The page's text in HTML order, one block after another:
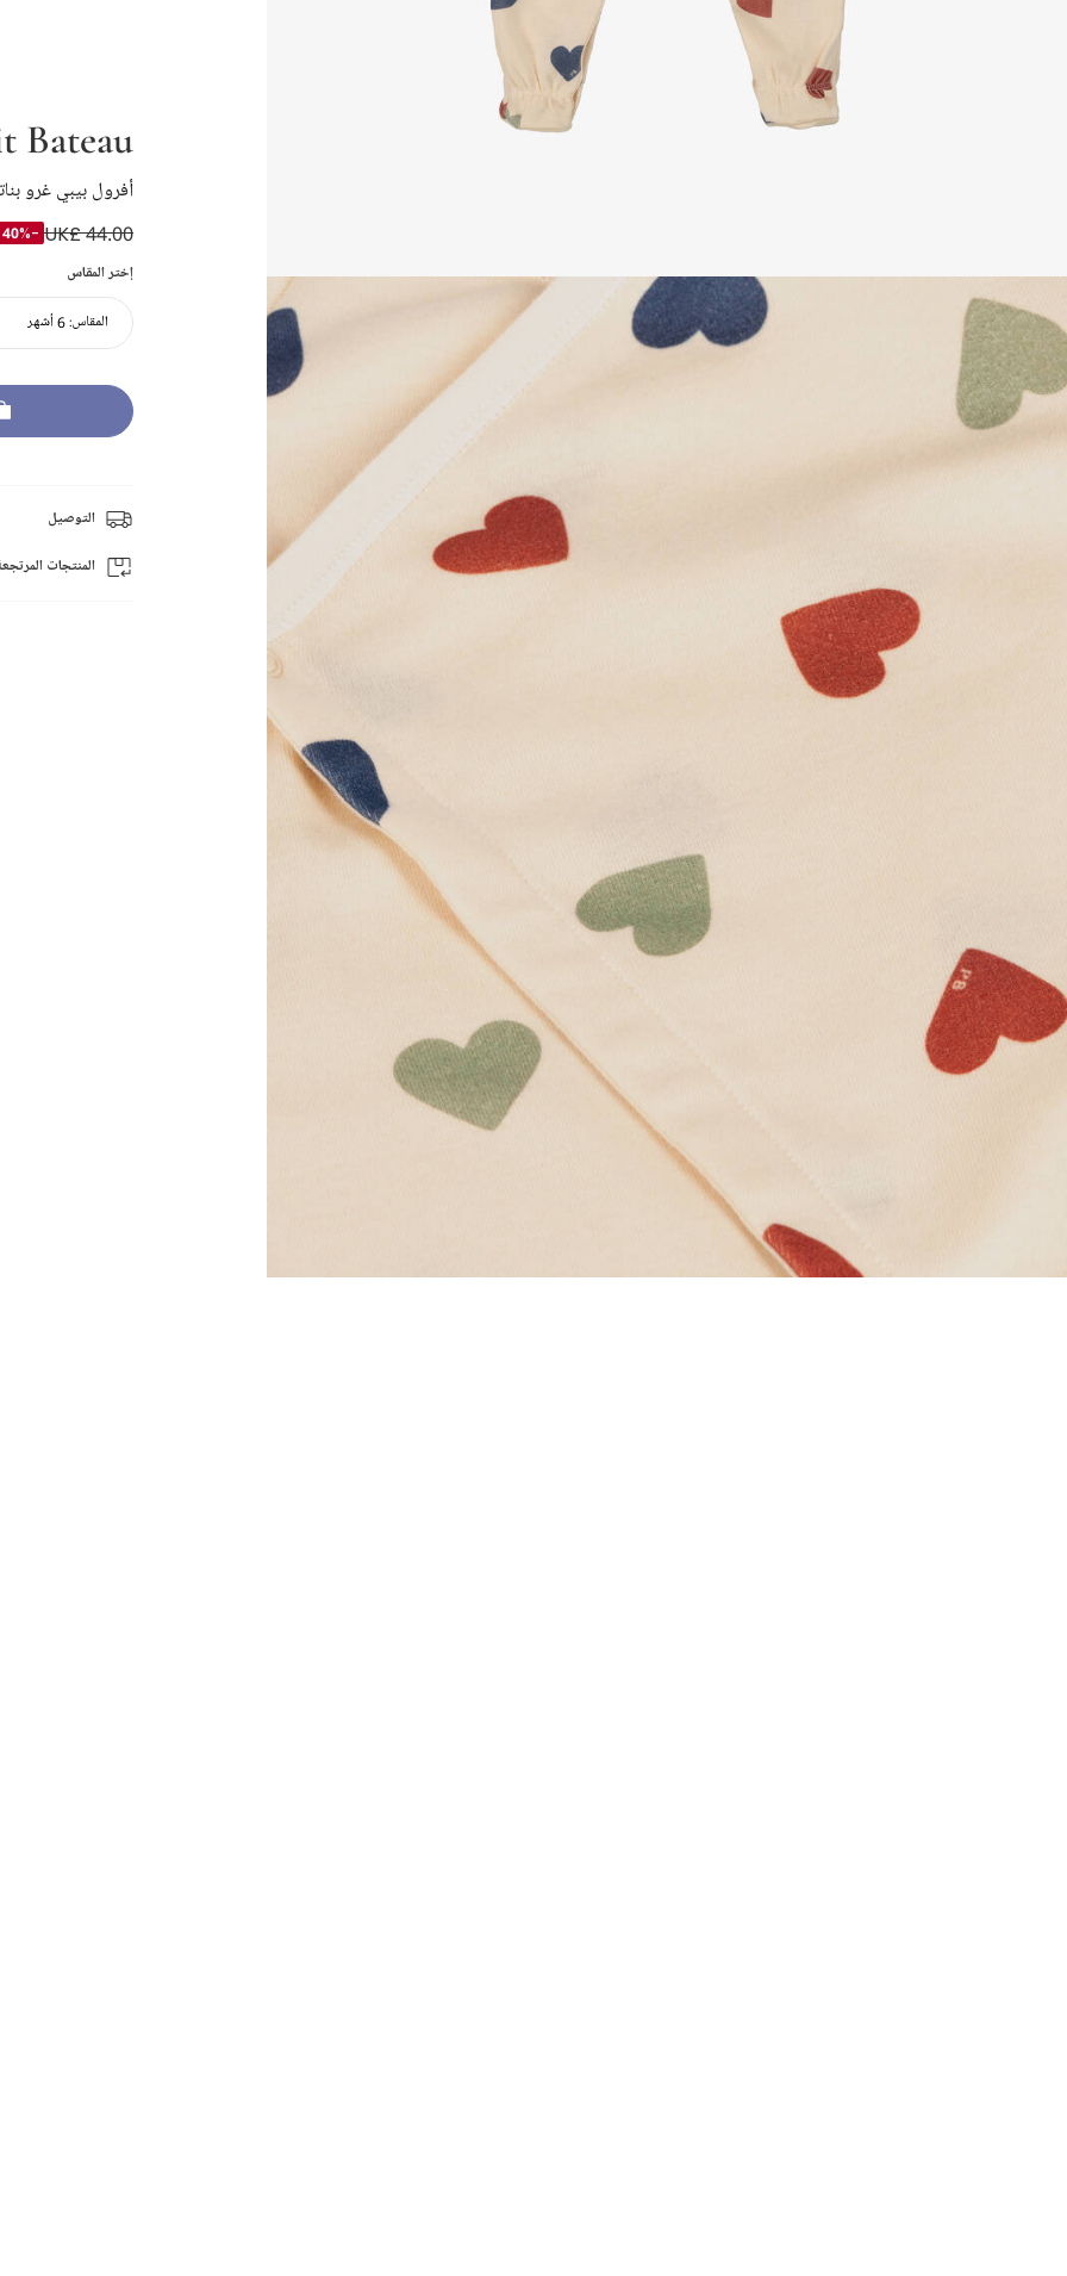
Bateau
أفرول بيبي غرو
UK£ 44.00
-40%
إختر المقاس
المقاس:6 أشهر
التوصيل
المنتجات